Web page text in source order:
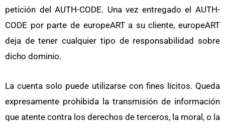
petición del AUTH-CODE. Una vez entregado el AUTH-
CODE por parte de europeARTa su cliente, europeART
deja de tener cualquier tipo de responsabilidad sobre
dicho dominio.
La cuenta solo puede utilizarse con fines lícitos. Queda
expresamente prohibida la transmisión de información
que atente contra los derechos de terceros, la moral, o la